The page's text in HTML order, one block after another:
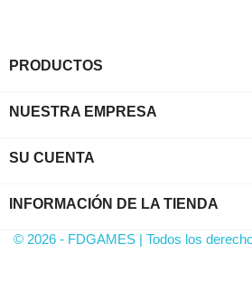
PRODUCTOS
NUESTRA EMPRESA
SU CUENTA
INFORMACIÓN DE LA TIENDA
© 2026 - FDGAMES | Todos los